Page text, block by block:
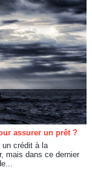
assurer un prêt ?
un crédit à la
mais dans ce dernier